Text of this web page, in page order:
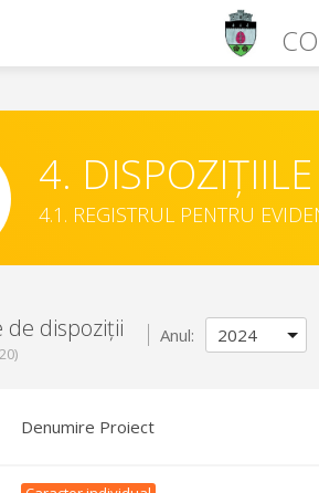
4.
4.1. REGISTRUL PENTRU
de dispoziții
20)
Anul:
Denumire Proiect